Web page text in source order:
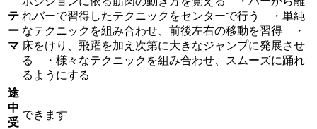
テ
ー
マ
れバーで習得したテクニックをセンターで行う ・単純
なテクニックを組み合わせ、前後左右の移動を習得 ・
床をけり、飛躍を加え次第に大きなジャンプに発展させ
る ・様々なテクニックを組み合わせ、スムーズに踊れ
るようにする
途
中
受
できます